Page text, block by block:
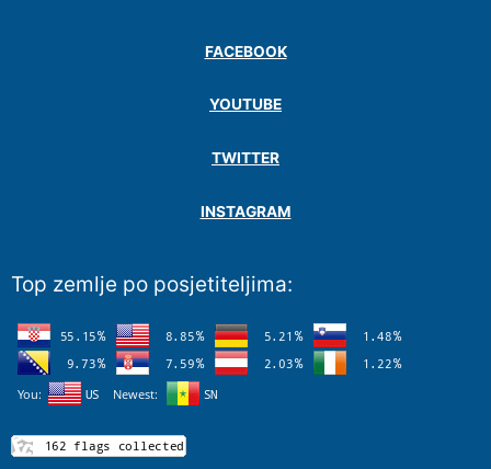
FACEBOOK
YOUTUBE
TWITTER
INSTAGRAM
Top zemlje po posjetiteljima: